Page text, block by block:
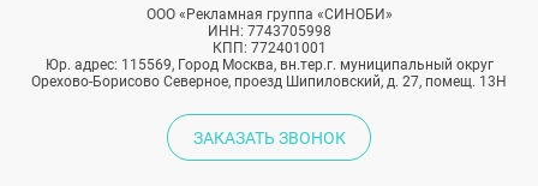
ООО «Рекламная группа «СИНОБИ»
ИНН: 7743705998
КПП: 772401001
Юр. адрес: 115569, Город Москва, вн.тер.г. муниципальный округ
Орехово-Борисово Северное, проезд Шипиловский, д. 27, помещ. 13Н
ЗАКАЗАТЬ ЗВОНОК